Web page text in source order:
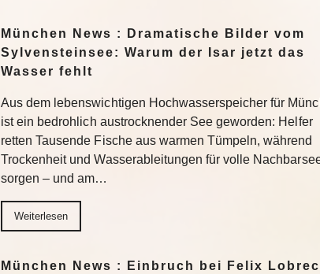
München News : Dramatische Bilder vom
Sylvensteinsee: Warum der Isar jetzt das
Wasser fehlt
Aus dem lebenswichtigen Hochwasserspeicher für
ist ein bedrohlich austrocknender See geworden: Helfer
retten Tausende Fische aus warmen Tümpeln, während
Trockenheit und Wasserableitungen für volle
sorgen – und am…
Weiterlesen
München News : Einbruch bei Felix